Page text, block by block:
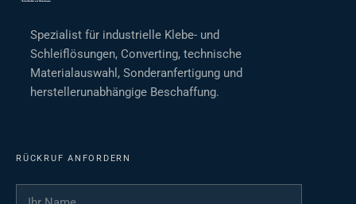
Spezialist für industrielle Klebe- und
Schleiflösungen, Converting, technische
Materialauswahl, Sonderanfertigung und
herstellerunabhängige Beschaffung.
RÜCKRUF ANFORDERN
Ihr Name